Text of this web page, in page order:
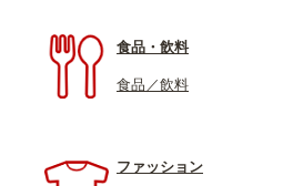
食品・飲料
食品／飲料
ファッション